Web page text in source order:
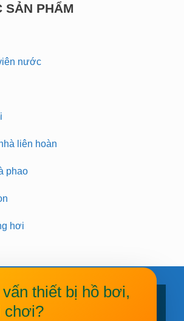
SẢN PHẨM
nước
liên hoàn
phao
hơi
thiết bị hồ bơi,
chơi?